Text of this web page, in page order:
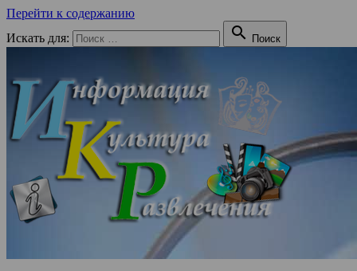
Перейти к содержанию
Искать для:
 Поиск